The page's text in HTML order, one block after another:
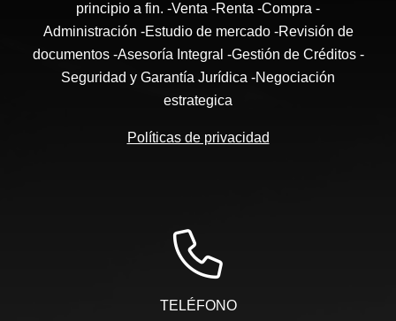
principio a fin. -Venta -Renta -Compra -
Administración -Estudio de mercado -Revisión de
documentos -Asesoría Integral -Gestión de Créditos -
Seguridad y Garantía Jurídica -Negociación
estrategica
Políticas de privacidad
TELÉFONO